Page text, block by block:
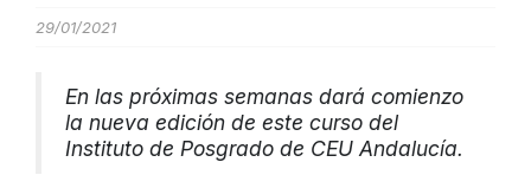
29/01/2021
En las próximas semanas dará comienzo
la nueva edición de este curso del
Instituto de Posgrado de CEU Andalucía.